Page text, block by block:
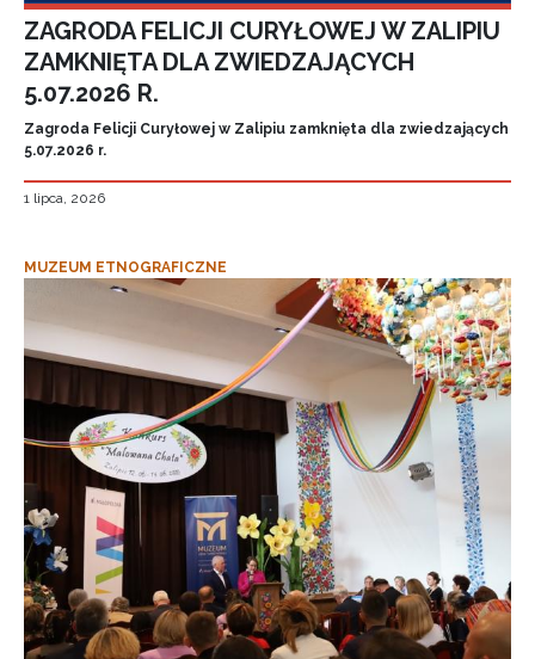
ZAGRODA FELICJI CURYŁOWEJ W ZALIPIU
ZAMKNIĘTA DLA ZWIEDZAJĄCYCH
5.07.2026 R.
Zagroda Felicji Curyłowej w Zalipiu zamknięta dla zwiedzających
5.07.2026 r.
1 lipca, 2026
MUZEUM ETNOGRAFICZNE